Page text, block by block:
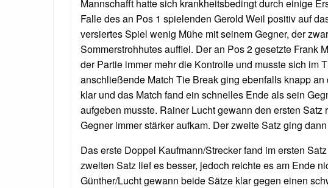
Mannschafft hatte sich krankheitsbedingt durch einige
Falle des an Pos 1 spielenden Gerold Weil positiv auf
versiertes Spiel wenig Mühe mit seinem Gegner, der
Sommerstrohhutes auffiel. Der an Pos 2 gesetzte Frank
der Partie immer mehr die Kontrolle und musste sich im
anschließende Match Tie Break ging ebenfalls knapp
klar und das Match fand ein schnelles Ende als sein
aufgeben musste. Rainer Lucht gewann den ersten
Gegner immer stärker aufkam. Der zweite Satz ging
Das erste Doppel Kaufmann/Strecker fand im ersten
zweiten Satz lief es besser, jedoch reichte es am Ende
Günther/Lucht gewann beide Sätze klar gegen einen